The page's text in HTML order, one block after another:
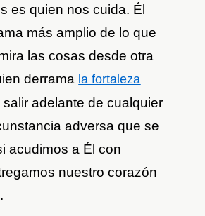
es quien nos cuida. Él
más amplio de lo que
las cosas desde otra
derrama la fortaleza
adelante de cualquier
adversa que se
acudimos a Él con
nuestro corazón